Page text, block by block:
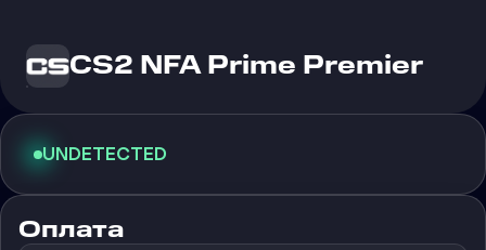
CS2 NFA Prime Premier
UNDETECTED
Оплата